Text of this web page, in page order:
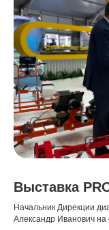
Выставка
Начальник Дирекции
Александр Иванович